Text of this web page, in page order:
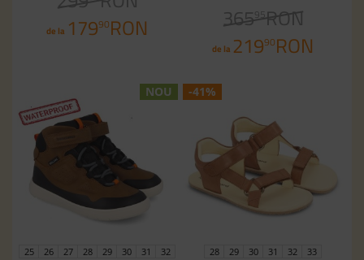
de la 17990RON 365 95RON
de la 21990RON
NOU
25 26 27 28 29 30 31
32
-41%
28 29 30 31 32 33